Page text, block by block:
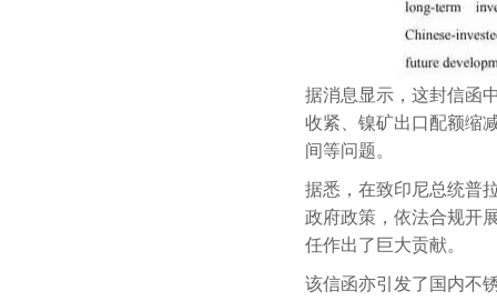
据消息显示，这封信函
收紧、镍矿出口配额缩
间等问题。
据悉，在致印尼总统普
政府政策，依法合规开
任作出了巨大贡献。
该信函亦引发了国内不